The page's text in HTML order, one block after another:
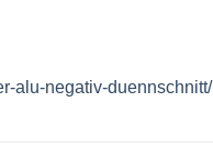
alu-negativ-duennschnitt/